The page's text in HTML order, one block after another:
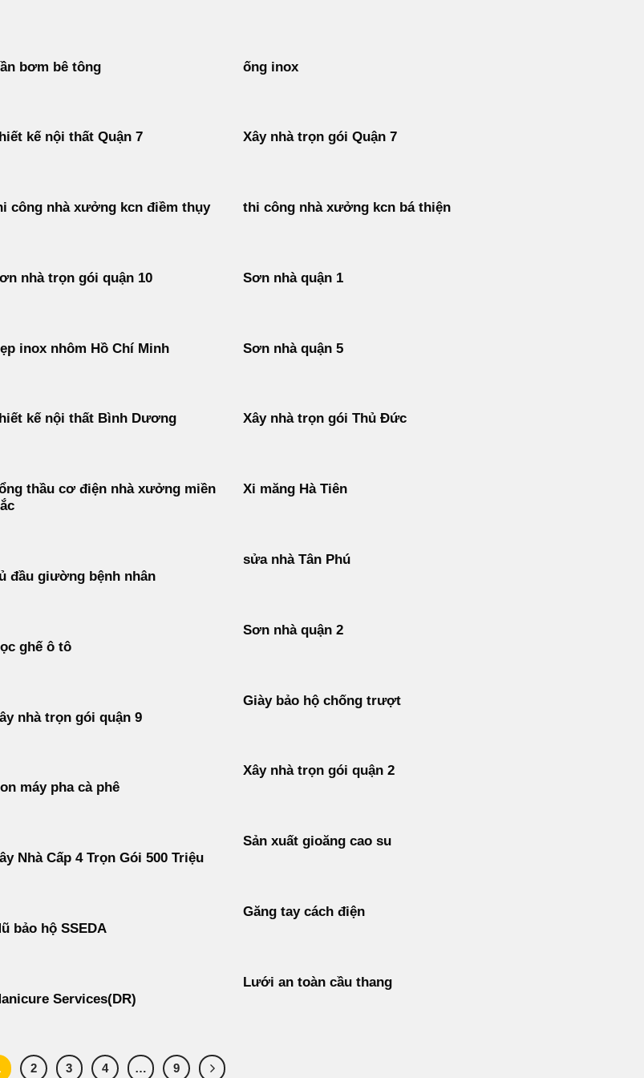
bơm bê tông ống inox
kế nội thất Quận 7 Xây nhà trọn gói Quận 7
công nhà xưởng kcn điềm thụy thi công nhà xưởng kcn bá thiện
nhà trọn gói quận 10 Sơn nhà quận 1
inox nhôm Hồ Chí Minh Sơn nhà quận 5
kế nội thất Bình Dương Xây nhà trọn gói Thủ Đức
thầu cơ điện nhà xưởng miền
Xi măng Hà Tiên
sửa nhà Tân Phú
đầu giường bệnh nhân
Sơn nhà quận 2
ghế ô tô
Giày bảo hộ chống trượt
nhà trọn gói quận 9
Xây nhà trọn gói quận 2
máy pha cà phê
Sản xuất gioăng cao su
Nhà Cấp 4 Trọn Gói 500 Triệu
Găng tay cách điện
bảo hộ SSEDA
Lưới an toàn cầu thang
Services(DR)
2 3 4 … 9